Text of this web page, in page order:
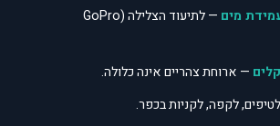
מים
— לתיעוד הצלילה (GoPro
— ארוחת צהריים אינה כלולה.
לקפה, לקניות בכפר.